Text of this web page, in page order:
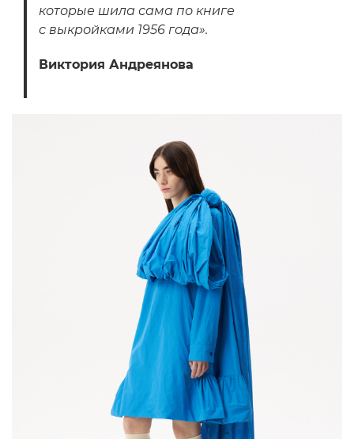
которые шила сама по книге
с выкройками 1956 года».
Виктория Андреянова